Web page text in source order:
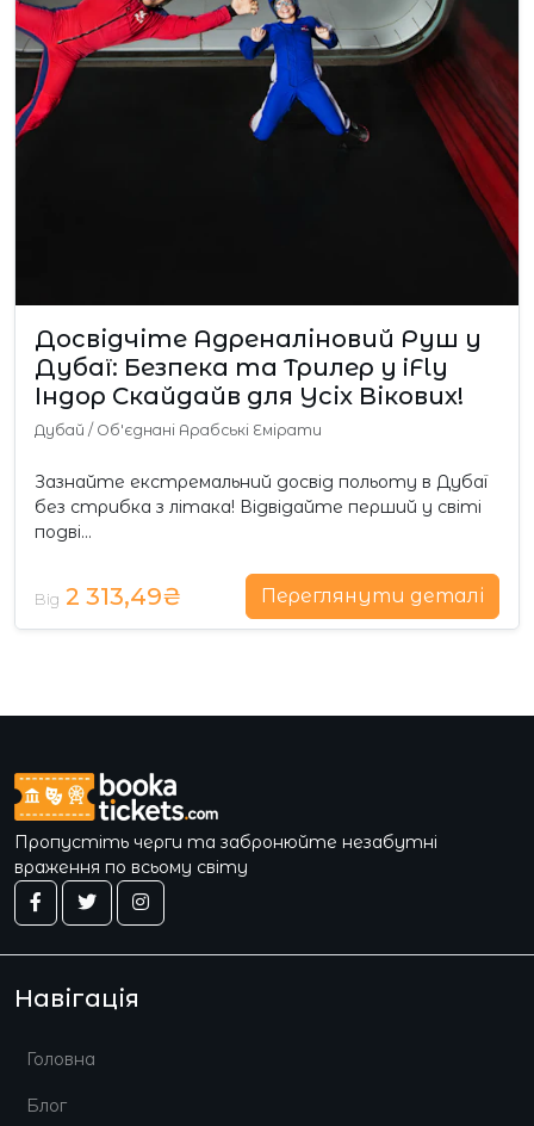
Досвідчіте Адреналіновий Руш у
Дубаї: Безпека та Трилер у iFly
Індор Скайдайв для Усіх Вікових!
Дубай / Об'єднані Арабські Емірати
Зазнайте екстремальний досвід польоту в Дубаї
без стрибка з літака! Відвідайте перший у світі
подві…
Від 2 313,49₴ Переглянути деталі
Пропустіть черги та забронюйте незабутні
враження по всьому світу
Навігація
Головна
Блог